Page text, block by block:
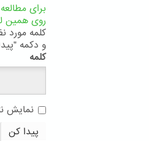
برای
روی همین
کلمه مورد
و دکمه
کلمه
نمایش
پیدا کن